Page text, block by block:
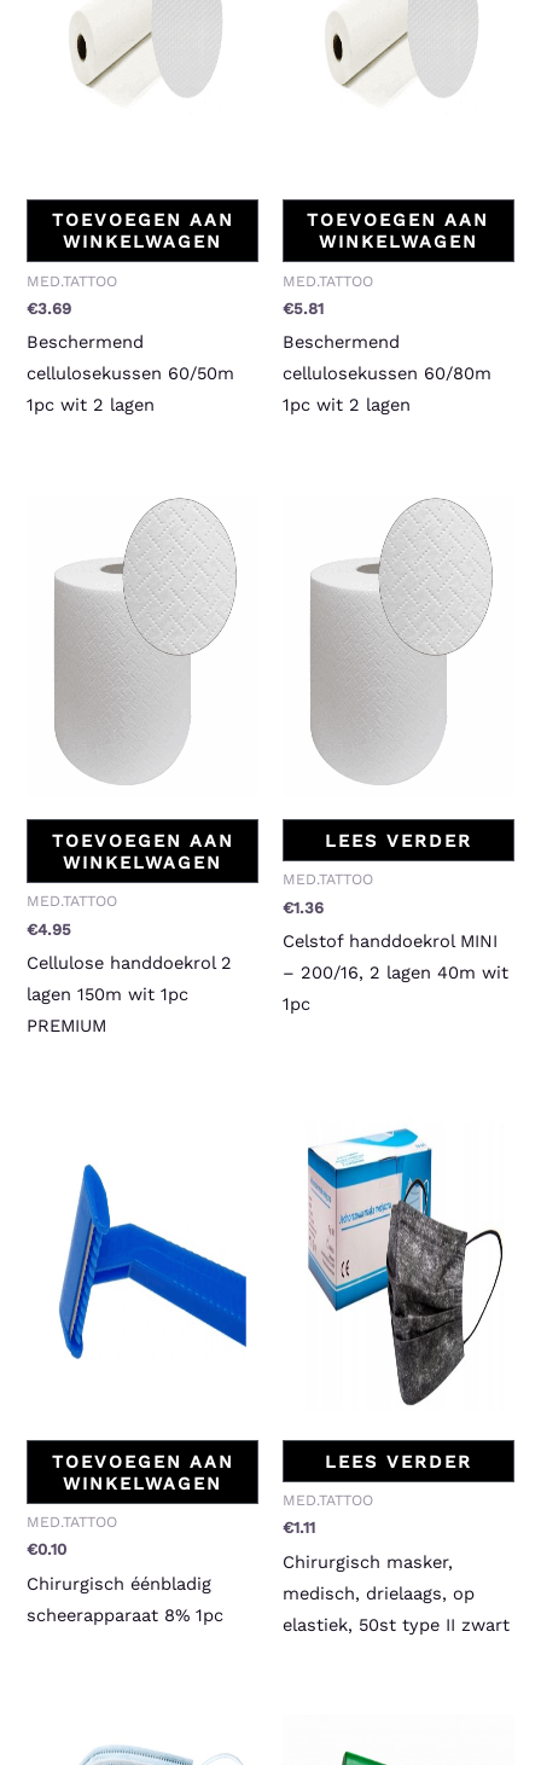
TOEVOEGEN AAN
WINKELWAGEN
MED.TATTOO
€3.69
Beschermend
cellulosekussen 60/50m
1pc wit 2 lagen
TOEVOEGEN AAN
WINKELWAGEN
MED.TATTOO
€5.81
Beschermend
cellulosekussen 60/80m
1pc wit 2 lagen
TOEVOEGEN AAN
WINKELWAGEN
MED.TATTOO
€4.95
Cellulose handdoekrol 2
lagen 150m wit 1pc
PREMIUM
LEES VERDER
MED.TATTOO
€1.36
Celstof handdoekrol MINI
– 200/16, 2 lagen 40m wit
1pc
TOEVOEGEN AAN
WINKELWAGEN
MED.TATTOO
€0.10
Chirurgisch éénbladig
scheerapparaat 8% 1pc
LEES VERDER
MED.TATTOO
€1.11
Chirurgisch masker,
medisch, drielaags, op
elastiek, 50st type II zwart